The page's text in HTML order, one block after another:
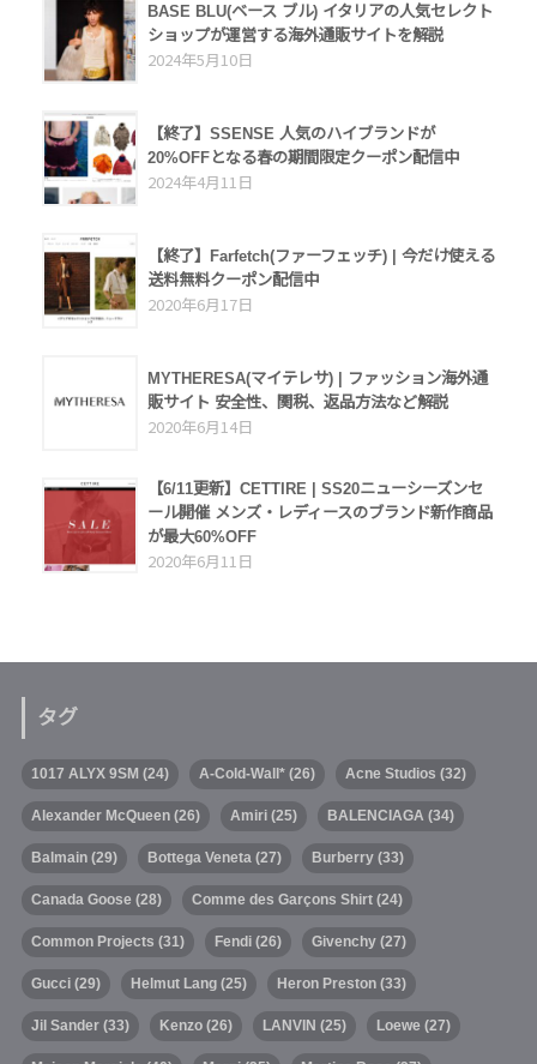
BASE BLU(ベース ブル) イタリアの人気セレクト
ショップが運営する海外通販サイトを解説
2024年5月10日
【終了】SSENSE 人気のハイブランドが
20%OFFとなる春の期間限定クーポン配信中
2024年4月11日
【終了】Farfetch(ファーフェッチ) | 今だけ使える
送料無料クーポン配信中
2020年6月17日
MYTHERESA(マイテレサ) | ファッション海外通
販サイト 安全性、関税、返品方法など解説
2020年6月14日
【6/11更新】CETTIRE | SS20ニューシーズンセ
ール開催 メンズ・レディースのブランド新作商品
が最大60%OFF
2020年6月11日
タグ
1017 ALYX 9SM (24) A-Cold-Wall*(26) Acne Studios (32)
Alexander McQueen(26) Amiri(25) BALENCIAGA (34)
Balmain(29) Bottega Veneta (27) Burberry(33)
Canada Goose (28) Comme des Garçons Shirt(24)
Common Projects (31) Fendi(26) Givenchy(27)
Gucci(29) Helmut Lang(25) Heron Preston(33)
Jil Sander(33) Kenzo(26) LANVIN (25) Loewe (27)